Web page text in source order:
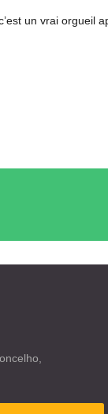
un vrai orgueil